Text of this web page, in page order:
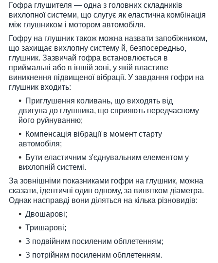
Гофра глушителя — одна з головних складників
вихлопної системи, що слугує як еластична комбінація
між глушником і мотором автомобіля.
Гофру на глушник також можна назвати запобіжником,
що захищає вихлопну систему й, безпосередньо,
глушник. Зазвичай гофра встановлюється в
приймальні або в іншій зоні, у якій властиве
виникнення підвищеної вібрації. У завдання гофри на
глушник входить:
Приглушення коливань, що виходять від
двигуна до глушника, що сприяють передчасному
його руйнуванню;
Компенсація вібрації в момент старту
автомобіля;
Бути еластичним з'єднувальним елементом у
вихлопній системі.
За зовнішніми показниками гофри на глушник, можна
сказати, ідентичні один одному, за винятком діаметра.
Однак насправді вони діляться на кілька різновидів:
Двошарові;
Тришарові;
З подвійним посиленим обплетенням;
З потрійним посиленим обплетенням.